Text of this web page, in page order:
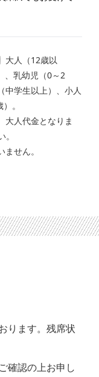
大人（12歳以
、乳幼児（0～2
中学生以上）、小人
。
大人代金となりま
せん。
ります。残席状
確認の上お申し